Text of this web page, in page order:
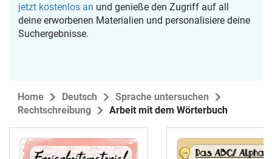
jetzt kostenlos an und genieße den Zugriff auf all
deine erworbenen Materialien und personalisiere deine
Suchergebnisse.
Home Deutsch
Sprache untersuchen
Rechtschreibung
Arbeit mit dem Wörterbuch